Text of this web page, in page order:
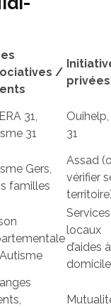
/
privées
31,
31
31
Gers,
familles
Assad
vérifier
Services
locaux
d’aides à
domicile